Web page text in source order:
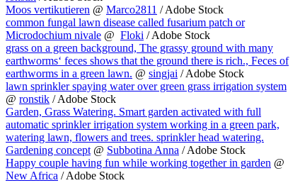
Moos vertikutieren @ Marco2811 / Adobe Stock
common fungal lawn disease called fusarium patch or
Microdochium nivale @ Floki / Adobe Stock
grass on a green background, The grassy ground with many
earthworms‘ feces shows that the ground there is rich., Feces of
earthworms in a green lawn. @ singjai / Adobe Stock
lawn sprinkler spaying water over green grass irrigation system
@ ronstik / Adobe Stock
Garden, Grass Watering. Smart garden activated with full
automatic sprinkler irrigation system working in a green park,
watering lawn, flowers and trees. sprinkler head watering.
Gardening concept@ Subbotina Anna / Adobe Stock
Happy couple having fun while working together in garden @
New Africa / Adobe Stock